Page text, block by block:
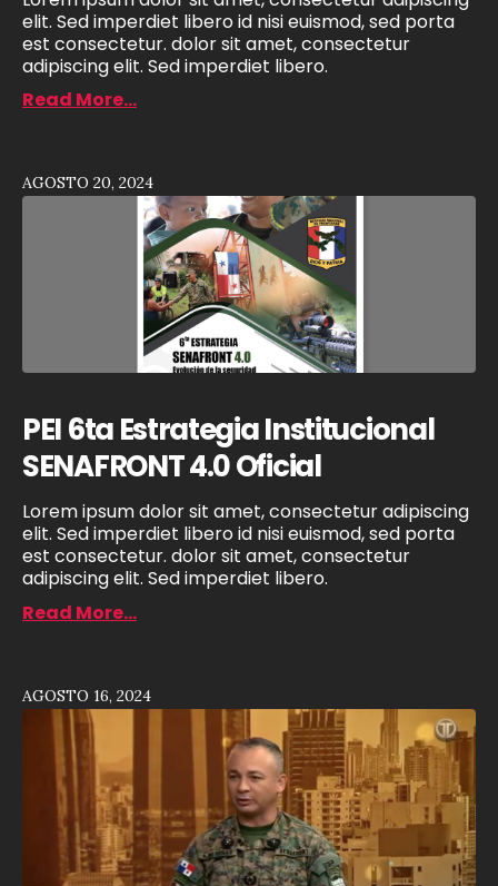
elit. Sed imperdiet libero id nisi euismod, sed porta
est consectetur. dolor sit amet, consectetur
adipiscing elit. Sed imperdiet libero.
Read More...
PEI 6ta Estrategia Institucional
SENAFRONT 4.0 Oficial
Lorem ipsum dolor sit amet, consectetur adipiscing
elit. Sed imperdiet libero id nisi euismod, sed porta
est consectetur. dolor sit amet, consectetur
adipiscing elit. Sed imperdiet libero.
AGOSTO 20, 2024
Read More...
AGOSTO 16, 2024